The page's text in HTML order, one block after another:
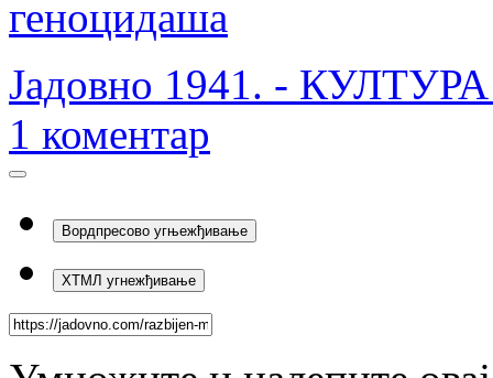
геноцидаша
Јадовно 1941. -
1 коментар
Вордпресово угњежђивање
ХТМЛ угнежђивање